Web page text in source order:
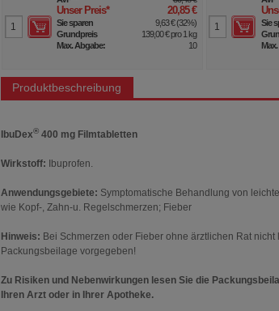
Unser Preis* 20,85 €
Sie sparen 9,63 €(32%)
Grundpreis
139,00 €pro 1 kg
Max. Abgabe:
10
Sie
Produktbeschreibung
IbuDex®400 mg Filmtabletten
Wirkstoff: Ibuprofen.
Anwendungsgebiete: Symptomatische Behandlung von
wie Kopf-, Zahn-u. Regelschmerzen; Fieber
Hinweis: Bei Schmerzen oder Fieber ohne ärztlichen Rat
Packungsbeilage vorgegeben!
Zu Risiken und Nebenwirkungen lesen Sie die
Ihren Arzt oder in Ihrer Apotheke.